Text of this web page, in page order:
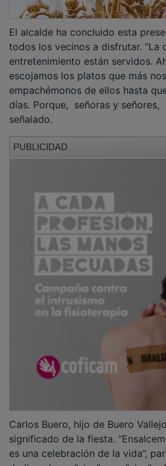
todos los vecinos a disfrutar. “La
entretenimiento están servidos.
escojamos los platos que más
empachémonos de ellos hasta
días. Porque, señoras y señores,
señalado.
significado de la fiesta.
es una celebración de la vida”,
dedicando un “viva” y un “viva” a